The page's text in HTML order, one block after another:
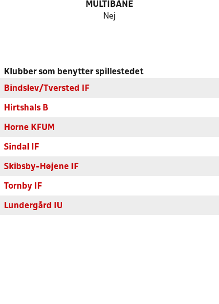
MULTIBANE
Nej
Klubber som benytter spillestedet
Bindslev/Tversted IF
Hirtshals B
Horne KFUM
Sindal IF
Skibsby-Højene IF
Tornby IF
Lundergård IU